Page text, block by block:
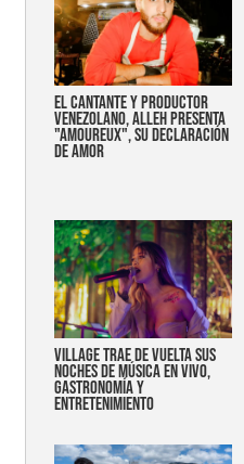
EL CANTANTE Y PRODUCTOR
VENEZOLANO, ALLEH PRESENTA
"AMOUREUX", SU DECLARACIÓN
DE AMOR
Village trae de vuelta sus
noches de música en vivo,
gastronomía y
entretenimiento